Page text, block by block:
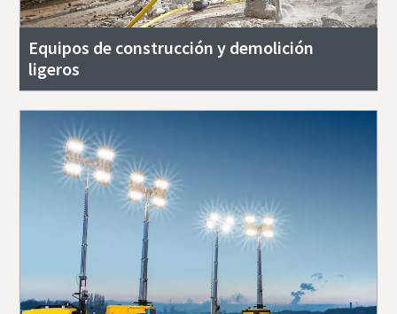
Equipos de construcción y demolición
ligeros